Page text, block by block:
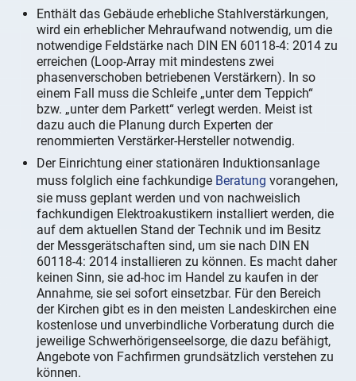
Enthält das Gebäude erhebliche Stahlverstärkungen,
wird ein erheblicher Mehraufwand notwendig, um die
notwendige Feldstärke nach DIN EN 60118-4: 2014 zu
erreichen (Loop-Array mit mindestens zwei
phasenverschoben betriebenen Verstärkern). In so
einem Fall muss die Schleife „unter dem Teppich“
bzw. „unter dem Parkett“ verlegt werden. Meist ist
dazu auch die Planung durch Experten der
renommierten Verstärker-Hersteller notwendig.
Der Einrichtung einer stationären Induktionsanlage
muss folglich eine fachkundige Beratung vorangehen,
sie muss geplant werden und von nachweislich
fachkundigen Elektroakustikern installiert werden, die
auf dem aktuellen Stand der Technik und im Besitz
der Messgerätschaften sind, um sie nach DIN EN
60118-4: 2014 installieren zu können. Es macht daher
keinen Sinn, sie ad-hoc im Handel zu kaufen in der
Annahme, sie sei sofort einsetzbar. Für den Bereich
der Kirchen gibt es in den meisten Landeskirchen eine
kostenlose und unverbindliche Vorberatung durch die
jeweilige Schwerhörigenseelsorge, die dazu befähigt,
Angebote von Fachfirmen grundsätzlich verstehen zu
können.